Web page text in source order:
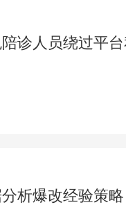
诊人员绕过平
析爆改经验策略